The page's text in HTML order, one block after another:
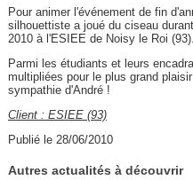
Pour animer l'événement de fin
silhouettiste a joué du ciseau
2010 à l'ESIEE de Noisy le Roi (93).
Parmi les étudiants et leurs
multipliées pour le plus grand
sympathie d'André !
Client : ESIEE (93)
Publié le 28/06/2010
Autres actualités à découvrir